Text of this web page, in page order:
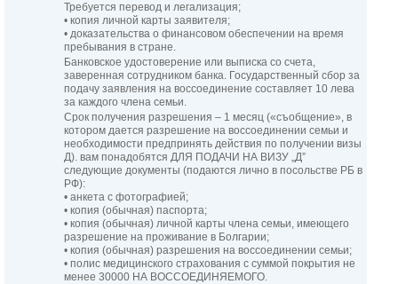
Требуется перевод и легализация;
• копия личной карты заявителя;
• доказательства о финансовом обеспечении на время
пребывания в стране.
Банковское удостоверение или выписка со счета,
заверенная сотрудником банка. Государственный сбор за
подачу заявления на воссоединение составляет 10 лева
за каждого члена семьи.
Срок получения разрешения – 1 месяц («съобщение», в
котором дается разрешение на воссоединении семьи и
необходимости предпринять действия по получении визы
Д). вам понадобятся ДЛЯ ПОДАЧИ НА ВИЗУ „Д”
следующие документы (подаются лично в посольстве РБ в
РФ):
• анкета с фотографией;
• копия (обычная) паспорта;
• копия (обычная) личной карты члена семьи, имеющего
разрешение на проживание в Болгарии;
• копия (обычная) разрешения на воссоединении семьи;
• полис медицинского страхования с суммой покрытия не
менее 30000 НА ВОССОЕДИНЯЕМОГО.